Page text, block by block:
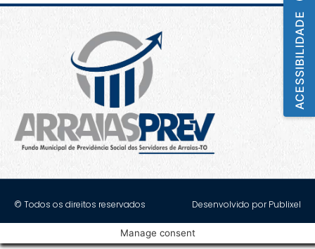
© Todos os direitos reservados Desenvolvido por Publixel
Manage consent
ACESSIBILIDADE